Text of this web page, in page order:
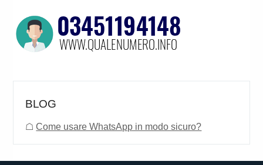
BLOG
☖Come usare WhatsApp in modo sicuro?